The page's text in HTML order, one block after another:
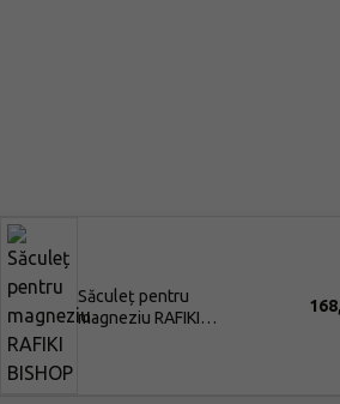
Săculeț pentru
magneziu RAFIKI